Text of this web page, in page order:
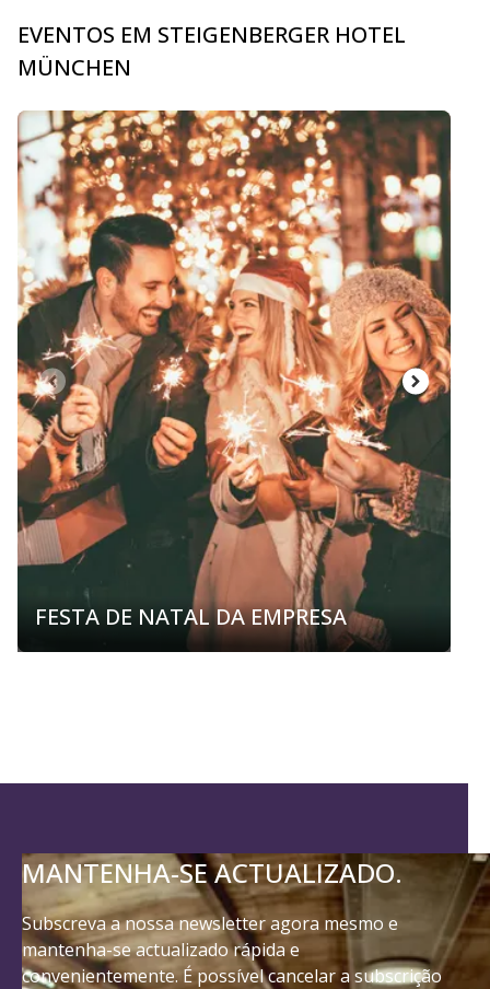
EVENTOS EM STEIGENBERGER HOTEL
MÜNCHEN
carousel.aria_current_slide
FESTA DE NATAL DA EMPRESA
MANTENHA-SE ACTUALIZADO.
Subscreva a nossa newsletter agora mesmo e
mantenha-se actualizado rápida e
convenientemente. É possível cancelar a subscrição